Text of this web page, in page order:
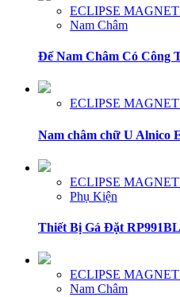
ECLIPSE
Nam Châm
Đế Nam Châm Có Công
ECLIPSE
Nam châm chữ U Alnico
ECLIPSE
Phụ Kiện
Thiết Bị Gá Đặt RP991BL
ECLIPSE
Nam Châm